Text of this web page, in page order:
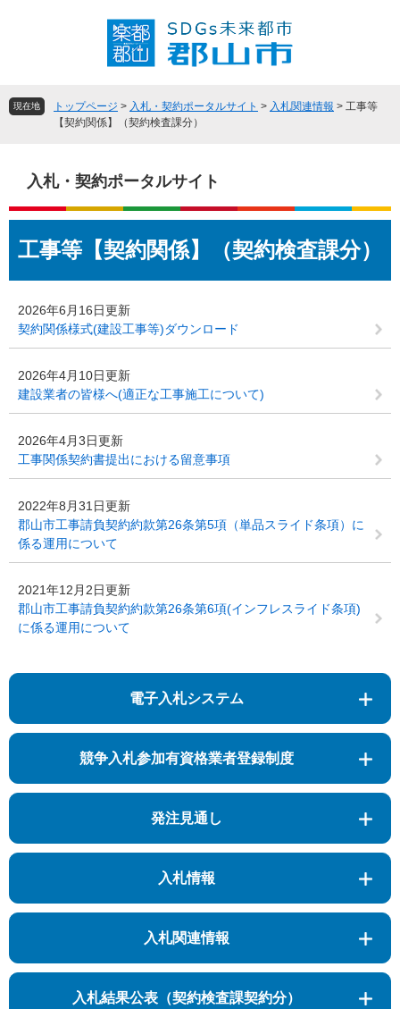
頭
飛
へ
現在地 トップページ > 入札・契約ポータルサイト > 入札関連情報 > 工事等
【契約関係】（契約検査課分）
入札・契約ポータルサイト
文工事等【契約関係】（契約検査課分）
2026年6月16日更新
契約関係様式(建設工事等)ダウンロード
2026年4月10日更新
建設業者の皆様へ(適正な工事施工について)
2026年4月3日更新
工事関係契約書提出における留意事項
2022年8月31日更新
郡山市工事請負契約約款第26条第5項（単品スライド条項）に
係る運用について
2021年12月2日更新
郡山市工事請負契約約款第26条第6項(インフレスライド条項)
に係る運用について
電子入札システム
競争入札参加有資格業者登録制度
発注見通し
入札情報
入札関連情報
入札結果公表（契約検査課契約分）